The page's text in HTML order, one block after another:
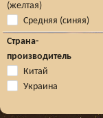
(желтая)
Средняя (синяя)
Страна-
производитель
Китай
Украина